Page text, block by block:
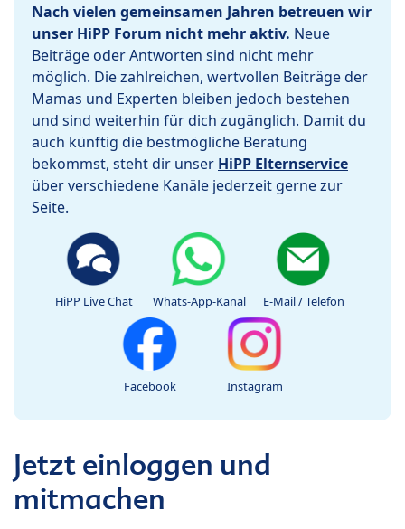
Nach vielen gemeinsamen Jahren betreuen wir
unser HiPP Forum nicht mehr aktiv. Neue
Beiträge oder Antworten sind nicht mehr
möglich. Die zahlreichen, wertvollen Beiträge der
Mamas und Experten bleiben jedoch bestehen
und sind weiterhin für dich zugänglich. Damit du
auch künftig die bestmögliche Beratung
bekommst, steht dir unser HiPP Elternservice
über verschiedene Kanäle jederzeit gerne zur
Seite.
HiPP Live Chat Whats-App-Kanal E-Mail / Telefon
Facebook Instagram
Jetzt einloggen und
mitmachen